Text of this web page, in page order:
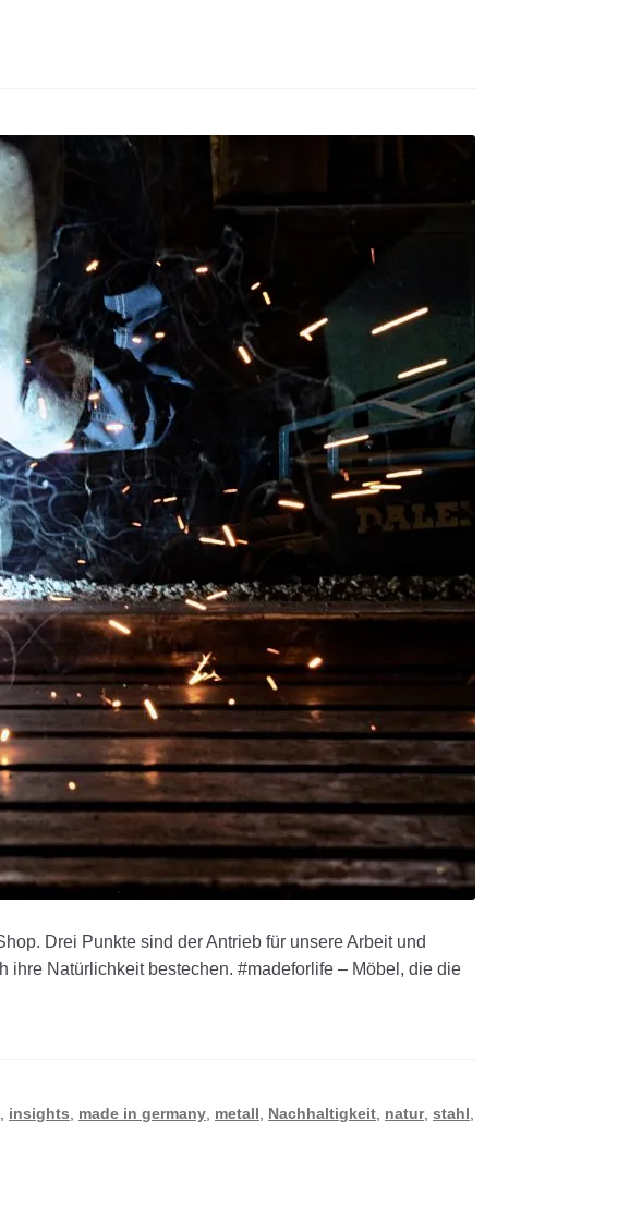
Drei Punkte sind der Antrieb für unsere Arbeit und
Natürlichkeit bestechen. #madeforlife – Möbel, die die
insights made in germany metall Nachhaltigkeit natur,stahl